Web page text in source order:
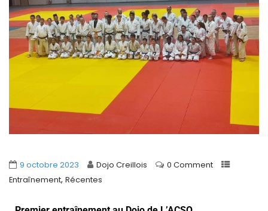
9 octobre 2023 Dojo Creillois
0 Comment
Entraînement, Récentes